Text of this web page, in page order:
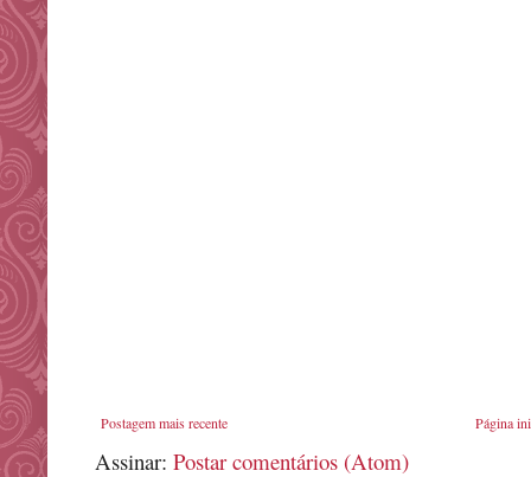
Postagem mais recente Página
Assinar: Postar comentários (Atom)